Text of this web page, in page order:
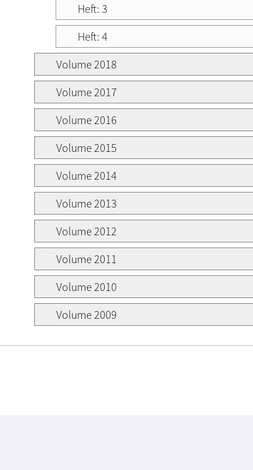
Heft: 3
Heft: 4
Volume 2018
Volume 2017
Volume 2016
Volume 2015
Volume 2014
Volume 2013
Volume 2012
Volume 2011
Volume 2010
Volume 2009